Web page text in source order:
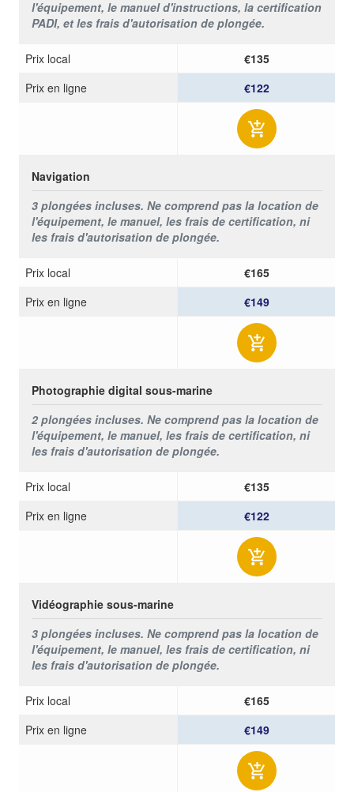
l'équipement, le manuel d'instructions, la certification
PADI, et les frais d'autorisation de plongée.
Prix ​​local
€135
Prix ​​en ligne
€122
Navigation
3 plongées incluses. Ne comprend pas la location de
l'équipement, le manuel, les frais de certification, ni
les frais d'autorisation de plongée.
Prix ​​local
€165
Prix ​​en ligne
€149
Photographie digital sous-marine
2 plongées incluses. Ne comprend pas la location de
l'équipement, le manuel, les frais de certification, ni
les frais d'autorisation de plongée.
Prix ​​local
€135
Prix ​​en ligne
€122
Vidéographie sous-marine
3 plongées incluses. Ne comprend pas la location de
l'équipement, le manuel, les frais de certification, ni
les frais d'autorisation de plongée.
Prix ​​local
€165
Prix ​​en ligne
€149